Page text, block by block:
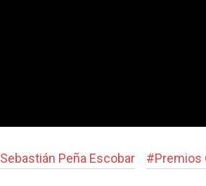
Sebastián Peña Escobar #Premios